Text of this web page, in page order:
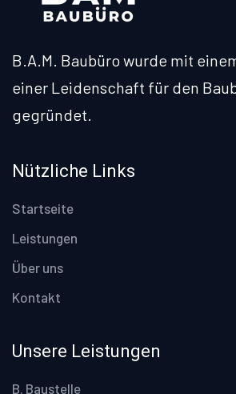
B.A.M. Baubüro wurde mit
einer Leidenschaft für den
gegründet.
Nützliche Links
Startseite
Leistungen
Über uns
Kontakt
Unsere Leistungen
B. Baustelle